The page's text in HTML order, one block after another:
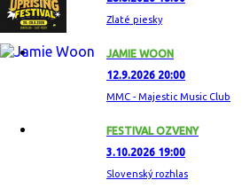
Zlaté piesky
JAMIE WOON
12.9.2026 20:00
MMC - Majestic Music Club
FESTIVAL OZVENY
3.10.2026 19:00
Slovenský rozhlas